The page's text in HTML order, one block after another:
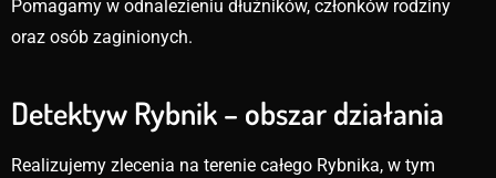
Pomagamy w odnalezieniu dłużników, członków rodziny
oraz osób zaginionych.
Detektyw Rybnik – obszar działania
Realizujemy zlecenia na terenie całego Rybnika, w tym